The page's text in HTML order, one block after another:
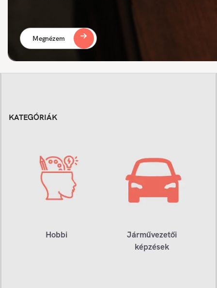
Megnézem
KATEGÓRIÁK
Hobbi
Járművezetői
képzések